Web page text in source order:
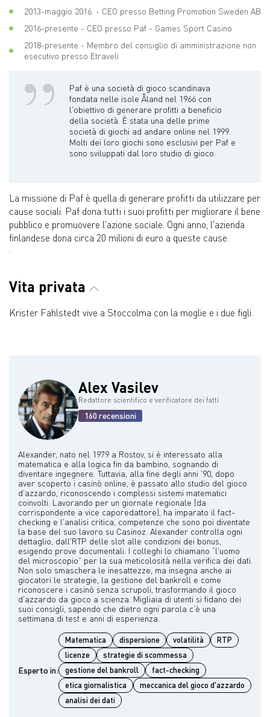
2013-maggio 2016. - CEO presso Betting Promotion Sweden AB
2016-presente - CEO presso Paf - Games Sport Casino
2018-presente - Membro del consiglio di amministrazione non
esecutivo presso Etraveli
Paf è una società di gioco scandinava
fondata nelle isole Åland nel 1966 con
l'obiettivo di generare profitti a beneficio
della società. È stata una delle prime
società di giochi ad andare online nel 1999.
Molti dei loro giochi sono esclusivi per Paf e
sono sviluppati dal loro studio di gioco.
La missione di Paf è quella di generare profitti da utilizzare per
cause sociali. Paf dona tutti i suoi profitti per migliorare il bene
pubblico e promuovere l'azione sociale. Ogni anno, l'azienda
finlandese dona circa 20 milioni di euro a queste cause.
Vita privata
Krister Fahlstedt vive a Stoccolma con la moglie e i due figli.
Alex Vasilev
Redattore scientifico e verificatore dei fatti
160 recensioni
Alexander, nato nel 1979 a Rostov, si è interessato alla
matematica e alla logica fin da bambino, sognando di
diventare ingegnere. Tuttavia, alla fine degli anni '90, dopo
aver scoperto i casinò online, è passato allo studio del gioco
d'azzardo, riconoscendo i complessi sistemi matematici
coinvolti. Lavorando per un giornale regionale (da
corrispondente a vice caporedattore), ha imparato il fact-
checking e l'analisi critica, competenze che sono poi diventate
la base del suo lavoro su Casinoz. Alexander controlla ogni
dettaglio, dall'RTP delle slot alle condizioni dei bonus,
esigendo prove documentali. I colleghi lo chiamano “l'uomo
del microscopio” per la sua meticolosità nella verifica dei dati.
Non solo smaschera le inesattezze, ma insegna anche ai
giocatori le strategie, la gestione del bankroll e come
riconoscere i casinò senza scrupoli, trasformando il gioco
d'azzardo da gioco a scienza. Migliaia di utenti si fidano dei
suoi consigli, sapendo che dietro ogni parola c'è una
Esperto in:
Matematica dispersione volatilità
RTP
licenze
strategie di scommessa
gestione del bankroll
fact-checking
etica giornalistica
meccanica del gioco d'azzardo
analisi dei dati